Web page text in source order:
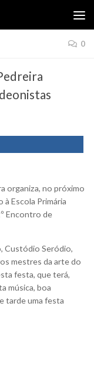
0
organiza, no próximo
Escola Primária
Encontro de
Custódio Seródio,
mestres da arte do
festa, que terá,
música, boa
tarde uma festa